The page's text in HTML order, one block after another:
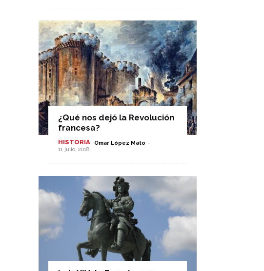
¿Qué nos dejó la Revolución
francesa?
HISTORIA Omar López Mato -
11 julio, 2018